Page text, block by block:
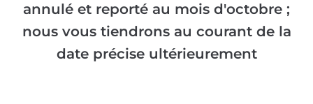
annulé et reporté au mois d'octobre ;
nous vous tiendrons au courant de la
date précise ultérieurement